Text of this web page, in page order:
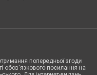
попередньої згоди
обов'язкового посилання на